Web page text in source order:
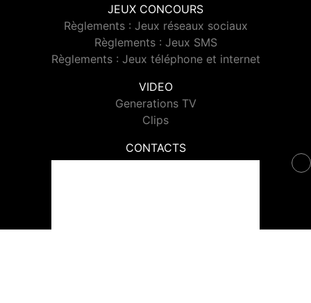
JEUX CONCOURS
Règlements : Jeux réseaux sociaux
Règlements : Jeux SMS
Règlements : Jeux téléphone et internet
VIDEO
Generations TV
Clips
CONTACTS
Contacter Generations